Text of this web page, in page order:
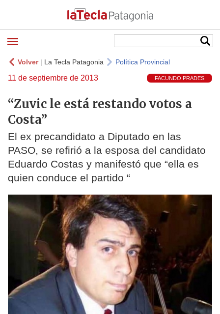
Volver| La Tecla Patagonia Política Provincial
11 de septiembre de 2013 FACUNDO PRADES
“Zuvic le está restando votos a
Costa”
El ex precandidato a Diputado en las
PASO, se refirió a la esposa del candidato
Eduardo Costas y manifestó que “ella es
quien conduce el partido “